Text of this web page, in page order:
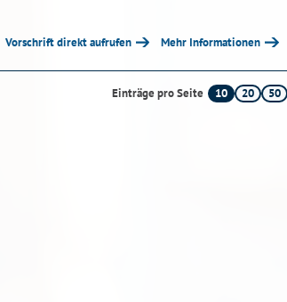
Vorschrift direkt aufrufen Mehr Informationen
Einträge pro Seite 10 20 50